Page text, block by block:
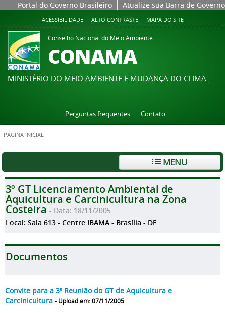
Portal do Governo Brasileiro Atualize sua Barra de Governo
ACESSIBILIDADE ALTO CONTRASTE MAPA DO SITE
Conselho Nacional do Meio Ambiente
CONAMA
MINISTÉRIO DO MEIO AMBIENTE E MUDANÇA DO CLIMA
Perguntas frequentes Contato
PÁGINA INICIAL
MENU
3º GT Licenciamento Ambiental de
Aquicultura e Carcinicultura na Zona
Costeira - Data: 18/11/2005
Local: Sala 613 - Centre IBAMA - Brasília - DF
Documentos
Convite para a 3ª Reunião do GT de Aquicultura e
Carcinicultura - Upload em: 07/11/2005